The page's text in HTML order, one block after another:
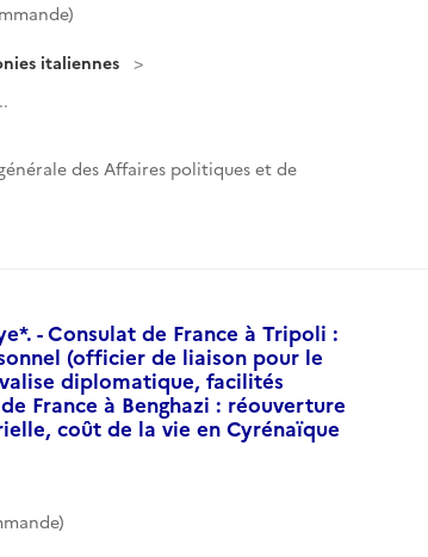
italiennes
des Affaires politiques et de
- Consulat de France à Tripoli :
(officier de liaison pour le
diplomatique, facilités
France à Benghazi : réouverture
coût de la vie en Cyrénaïque